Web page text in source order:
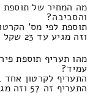
מה המחיר של תוספת
והסביבה?
וזה מגיע עד 23 שקל חדש.
מהו תעריף תוספת
עמיד?
התעריף לקרטון אחד
התעריף זה 57 וזה מגיע עד 28 שקל חדש.